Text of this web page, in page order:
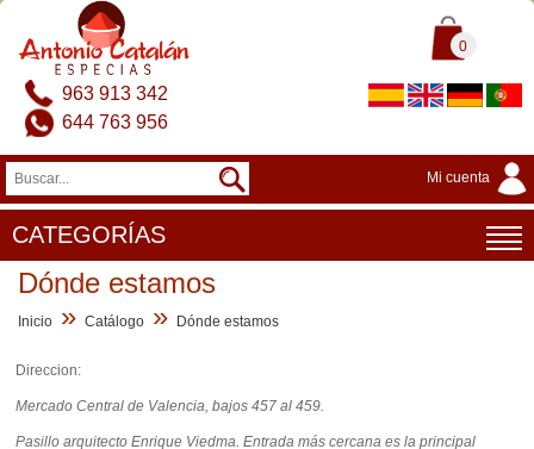
0
963 913 342
644 763 956
Mi cuenta
CATEGORÍAS
Dónde estamos
Inicio » Catálogo » Dónde estamos
Direccion:
Mercado Central de Valencia, bajos 457 al 459.
Pasillo arquitecto Enrique Viedma. Entrada más cercana es la principal